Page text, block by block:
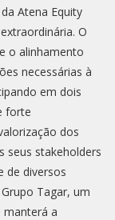
Atena Equity
O
o alinhamento
necessárias à
em dois
forte
dos
seus stakeholders
de diversos
Tagar, um
manterá a